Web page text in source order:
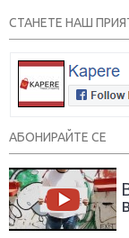
СТАНЕТЕ НАШ
АБОНИРАЙТЕ СЕ